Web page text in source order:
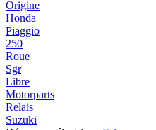
Origine
Honda
Piaggio
250
Roue
Sgr
Libre
Motorparts
Relais
Suzuki